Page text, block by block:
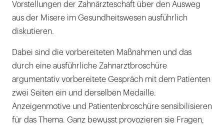
Vorstellungen der Zahnärzteschaft über den Ausweg
aus der Misere im Gesundheitswesen ausführlich
diskutieren.
Dabei sind die vorbereiteten Maßnahmen und das
durch eine ausführliche Zahnarztbroschüre
argumentativ vorbereitete Gespräch mit dem Patienten
zwei Seiten ein und derselben Medaille.
Anzeigenmotive und Patientenbroschüre sensibilisieren
für das Thema. Ganz bewusst provozieren sie Fragen,